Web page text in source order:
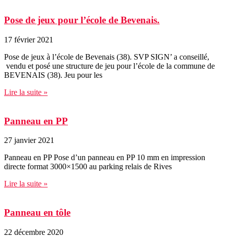
Pose de jeux pour l’école de Bevenais.
17 février 2021
Pose de jeux à l’école de Bevenais (38). SVP SIGN’ a conseillé,
vendu et posé une structure de jeu pour l’école de la commune de
BEVENAIS (38). Jeu pour les
Lire la suite »
Panneau en PP
27 janvier 2021
Panneau en PP Pose d’un panneau en PP 10 mm en impression
directe format 3000×1500 au parking relais de Rives
Lire la suite »
Panneau en tôle
22 décembre 2020